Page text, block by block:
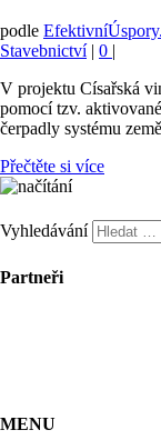
podle
Stavebnictví| 0 |
V projektu Císařská
pomocí tzv.
čerpadly systému
Přečtěte si více
Vyhledávání
Partneři
MENU